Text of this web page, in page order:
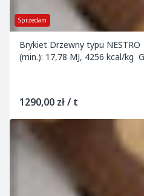
Sprzedam
Brykiet Drzewny typu
(min.): 17,78 MJ, 4256 kcal/kg
1290,00 zł / t